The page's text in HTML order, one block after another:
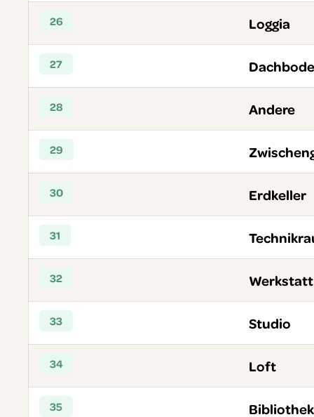
26 Loggia
27
28 Andere
29
30 Erdkeller
31
32 Werkstatt
33 Studio
34 Loft
35 Bibliothek